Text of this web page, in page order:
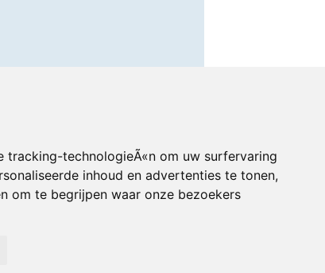
tracking-technologieÃ«n om uw surfervaring
inhoud en advertenties te tonen,
om te begrijpen waar onze bezoekers